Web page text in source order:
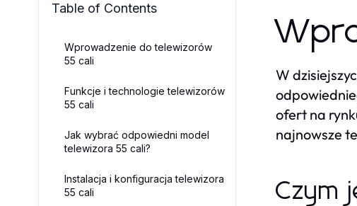
Table of Contents
Wprowadzenie do telewizorów
55 cali
Funkcje i technologie telewizorów
55 cali
Jak wybrać odpowiedni model
telewizora 55 cali?
Instalacja i konfiguracja telewizora
55 cali
W
ofert na
najnowsze
Czym